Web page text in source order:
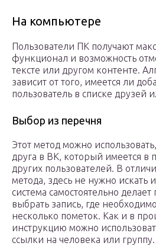
На компьютере
Пользователи ПК получают
функционал и возможность
тексте или другом контенте.
зависит от того, имеется ли
пользователь в списке друзей
Выбор из перечня
Этот метод можно
друга в ВК, который имеется в
других пользователей. В
метода, здесь не нужно искать
система самостоятельно
выбрать запись, где
несколько пометок. Как и в
инструкцию можно
ссылки на человека или группу.